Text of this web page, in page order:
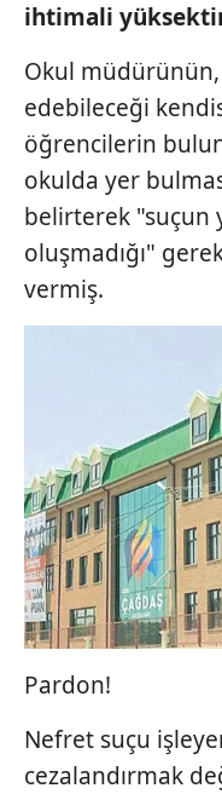
ihtimali
Okul
edebileceği
öğrencilerin
okulda yer
belirterek "suçun
oluşmadığı"
vermiş.
Pardon!
Nefret suçu
cezalandırmak